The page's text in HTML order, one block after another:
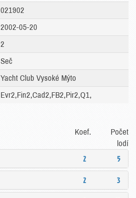
021902
2002-05-20
2
Seč
Yacht Club Vysoké Mýto
Evr2,Fin2,Cad2,FB2,Pir2,Q1,
Koef.
Počet
lodí
2
5
2
3